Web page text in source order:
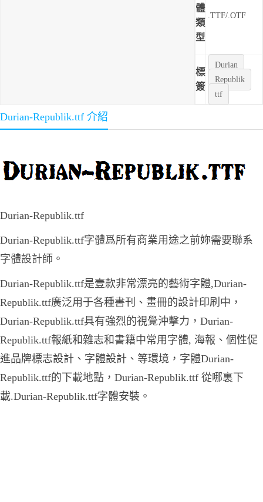
體
類
型
.TTF/.OTF
標
簽
Durian
Republik
ttf
Durian-Republik.ttf 介紹
Durian-Republik.ttf
Durian-Republik.ttf字體爲所有商業用途之前妳需要聯系
字體設計師。
Durian-Republik.ttf是壹款非常漂亮的藝術字體,Durian-
Republik.ttf廣泛用于各種書刊、畫冊的設計印刷中，
Durian-Republik.ttf具有強烈的視覺沖擊力，Durian-
Republik.ttf報紙和雜志和書籍中常用字體, 海報、個性促
進品牌標志設計、字體設計、等環境，字體Durian-
Republik.ttf的下載地點，Durian-Republik.ttf 從哪裏下
載.Durian-Republik.ttf字體安裝。